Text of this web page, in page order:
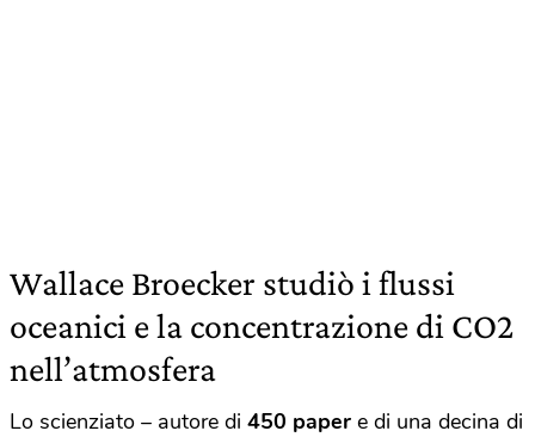
Wallace Broecker studiò i flussi
oceanici e la concentrazione di CO2
nell’atmosfera
Lo scienziato – autore di 450 paper e di una decina di